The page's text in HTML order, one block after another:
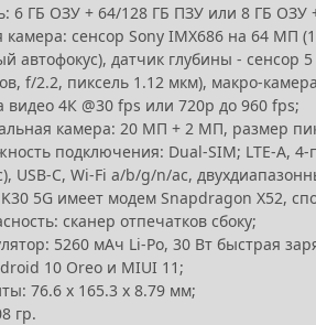
6 ГБ ОЗУ + 64/128 ГБ ПЗУ или 8 ГБ ОЗУ
камера: сенсор Sony IMX686 на 64 МП
автофокус), датчик глубины - сенсор
f/2.2, пиксель 1.12 мкм), макро-
видео 4К @30 fps или 720p до 960 fps;
камера: 20 МП + 2 МП, размер
подключения: Dual-SIM; LTE-A, 4-
USB-C, Wi-Fi a/b/g/n/ac,
5G имеет модем Snapdragon X52,
сканер отпечатков сбоку;
5260 мАч Li-Po, 30 Вт быстрая
10 Oreo и MIUI 11;
76.6 x 165.3 x 8.79 мм;
гр.